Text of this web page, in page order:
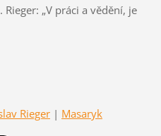
„V práci a vědění, je
Rieger | Masaryk